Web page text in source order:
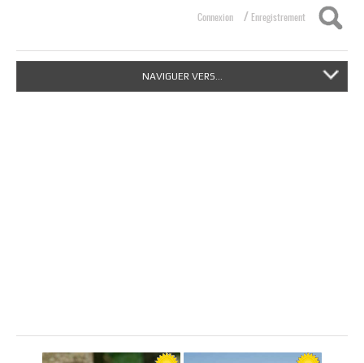
Connexion / Enregistrement
NAVIGUER VERS...